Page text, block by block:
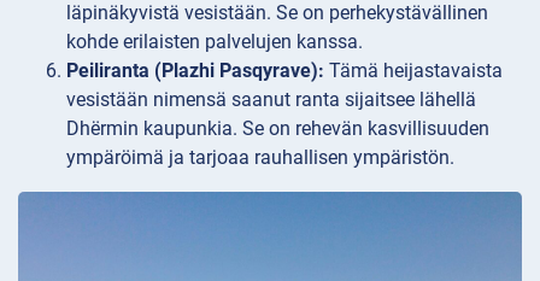
läpinäkyvistä vesistään. Se on perhekystävällinen
kohde erilaisten palvelujen kanssa.
Peiliranta (Plazhi Pasqyrave): Tämä heijastavaista
vesistään nimensä saanut ranta sijaitsee lähellä
Dhërmin kaupunkia. Se on rehevän kasvillisuuden
ympäröimä ja tarjoaa rauhallisen ympäristön.